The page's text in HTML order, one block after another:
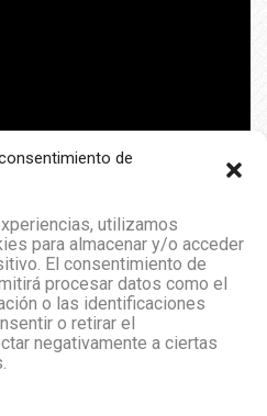
de
utilizamos
para almacenar y/o acceder
El consentimiento de
procesar datos como el
o las identificaciones
o retirar el
negativamente a ciertas